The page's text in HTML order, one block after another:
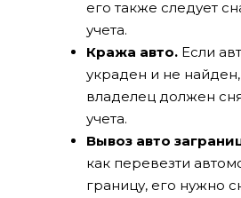
его также следует
учета.
Кража авто. Если
украден и не
владелец должен
учета.
Вывоз авто
как перевезти
границу, его нужно